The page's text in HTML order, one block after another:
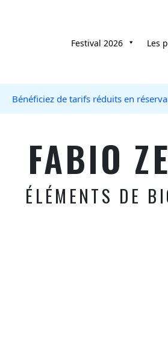
Festival 2026 Les
Bénéficiez de tarifs réduits en
FABIO
ÉLÉMENTS DE